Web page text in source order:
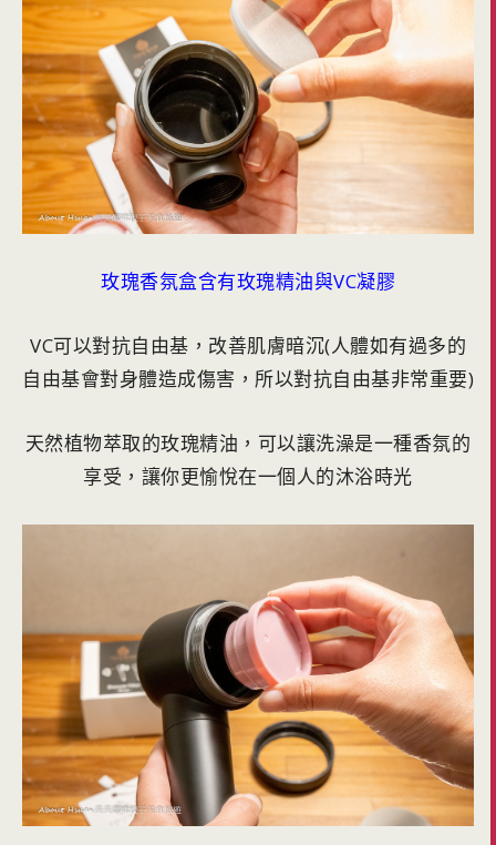
玫瑰香氛盒含有玫瑰精油與VC凝膠
VC可以對抗自由基，改善肌膚暗沉(人體如有過多的
自由基會對身體造成傷害，所以對抗自由基非常重要)
天然植物萃取的玫瑰精油，可以讓洗澡是一種香氛的
享受，讓你更愉悅在一個人的沐浴時光